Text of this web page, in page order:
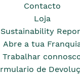
Contacto
Loja
Sustainability
Abre a tua
Trabalhar
de